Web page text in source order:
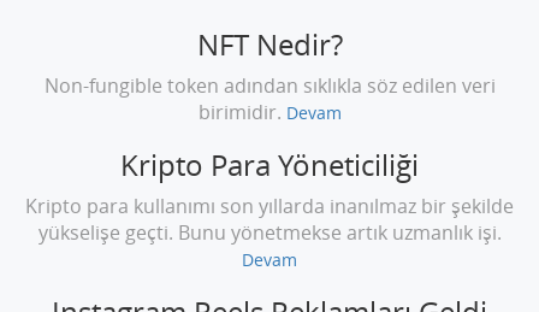
NFT Nedir?
Non-fungible token adından sıklıkla söz edilen veri
birimidir. Devam
Kripto Para Yöneticiliği
Kripto para kullanımı son yıllarda inanılmaz bir şekilde
yükselişe geçti. Bunu yönetmekse artık uzmanlık işi.
Devam